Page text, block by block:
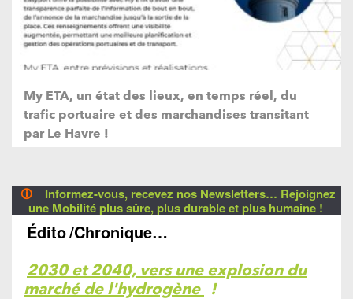
My ETA, un état des lieux, en temps réel, du
trafic portuaire et des marchandises transitant
par Le Havre !
🛈
Informez-vous, recevez nos Newsletters… Rejoignez
une Mobilité plus sûre, plus durable et plus humaine !
Édito/Chronique…
2030 et 2040, vers une explosion du
marché de l'hydrogène !